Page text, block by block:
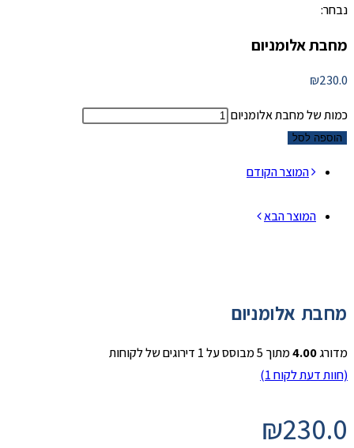
נבחר:
מחבת אלומניום
₪230.0
כמות של מחבת אלומניום
הוספה לסל
המוצר הקודם
המוצר הבא
מחבת אלומניום
מדורג4.00מתוך 5 מבוסס על 1דירוגים של לקוחות
(חוות דעת לקוח1
)
₪230.0